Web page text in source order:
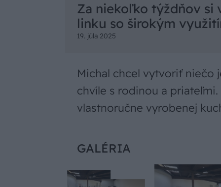
Za niekoľko týždňov si
linku so širokým
19. júla 2025
Michal chcel vytvoriť niečo
chvíle s rodinou a
vlastnoručne vyrobenej
GALÉRIA